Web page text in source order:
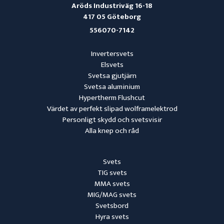
Svets
TIG svets
MMA svets
MIG/MAG svets
Svetsbord
Hyra svets
Invertersvets
Elsvets
Svetsa gjutjärn
Svetsa aluminium
Hypertherm Flushcut
Värdet av perfekt slipad wolframelektrod
Personligt skydd och svetsvisir
Alla knep och råd
Aröds Industriväg 16-18
417 05 Göteborg
556070-7142